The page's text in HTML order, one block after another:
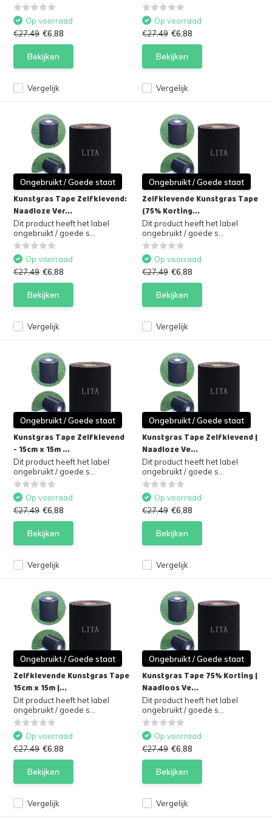
Vergelijk
Op voorraad
€27,49 €6,88
Bekijken
Vergelijk
Op voorraad
€27,49 €6,88
Bekijken
Ongebruikt / Goede staat
Kunstgras Tape Zelfklevend:
Naadloze Ver...
Dit product heeft het label
ongebruikt / goede s...
Vergelijk
Op voorraad
€27,49 €6,88
Bekijken
Ongebruikt / Goede staat
Zelfklevende Kunstgras Tape
(75% Korting...
Dit product heeft het label
ongebruikt / goede s...
Vergelijk
Op voorraad
€27,49 €6,88
Bekijken
Ongebruikt / Goede staat
Kunstgras Tape Zelfklevend
- 15cm x 15m ...
Dit product heeft het label
ongebruikt / goede s...
Vergelijk
Op voorraad
€27,49 €6,88
Bekijken
Ongebruikt / Goede staat
Kunstgras Tape Zelfklevend |
Naadloze Ve...
Dit product heeft het label
ongebruikt / goede s...
Vergelijk
Op voorraad
€27,49 €6,88
Bekijken
Ongebruikt / Goede staat
Zelfklevende Kunstgras Tape
15cm x 15m |...
Dit product heeft het label
ongebruikt / goede s...
Vergelijk
Op voorraad
€27,49 €6,88
Bekijken
Ongebruikt / Goede staat
Kunstgras Tape 75% Korting |
Naadloos Ve...
Dit product heeft het label
ongebruikt / goede s...
Vergelijk
Op voorraad
€27,49 €6,88
Bekijken